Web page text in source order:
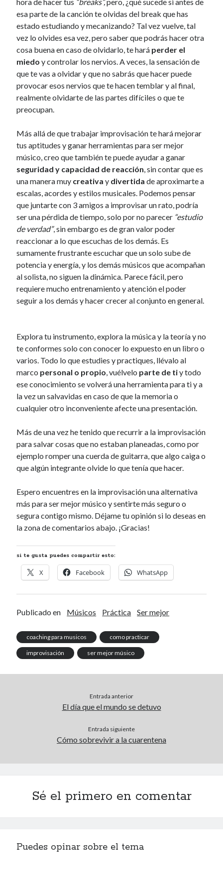
esa parte de la canción te olvidas del break que has
estado estudiando y mecanizando? Tal vez vuelve, tal
vez lo olvides esa vez, pero saber que podrás hacer otra
cosa buena en caso de olvidarlo, te hará perder el
miedo y controlar los nervios. A veces, la sensación de
que te vas a olvidar y que no sabrás que hacer puede
provocar esos nervios que te hacen temblar y al final,
realmente olvidarte de las partes difíciles o que te
preocupan.
Más allá de que trabajar improvisación te hará mejorar
tus aptitudes y ganar herramientas para ser mejor
músico, creo que también te puede ayudar a ganar
seguridad y capacidad de reacción , sin contar que es
una manera muy creativa y divertida de aproximarte a
escalas, acordes y estilos musicales. Podemos pensar
que juntarte con 3 amigos a improvisar un rato, podría
ser una pérdida de tiempo, solo por no parecer “estudio
de verdad”, sin embargo es de gran valor poder
reaccionar a lo que escuchas de los demás. Es
sumamente frustrante escuchar que un solo sube de
potencia y energía, y los demás músicos que acompañan
al solista, no siguen la dinámica. Parece fácil, pero
requiere mucho entrenamiento y atención el poder
seguir a los demás y hacer crecer al conjunto en general.
Explora tu instrumento, explora la música y la teoría y no
te conformes solo con conocer lo expuesto en un libro o
varios. Todo lo que estudies y practiques, llévalo al
marco personal o propio , vuélvelo parte de tiy todo
ese conocimiento se volverá una herramienta para ti y a
la vez un salvavidas en caso de que la memoria o
cualquier otro inconveniente afecte una presentación.
Más de una vez he tenido que recurrir a la improvisación
para salvar cosas que no estaban planeadas, como por
ejemplo romper una cuerda de guitarra, que algo caiga o
que algún integrante olvide lo que tenía que hacer.
Espero encuentres en la improvisación una alternativa
más para ser mejor músico y sentirte más seguro o
segura contigo mismo. Déjame tu opinión si lo deseas en
la zona de comentarios abajo. ¡Gracias!
si te gusta puedes compartir esto:
X Facebook WhatsApp
Publicado en Músicos Práctica Ser mejor
coaching para musicos como practicar
improvisación ser mejor músico
Entrada anterior
El día que el mundo se detuvo
Entrada siguiente
Cómo sobrevivir a la cuarentena
Sé el primero en comentar
Puedes opinar sobre el tema